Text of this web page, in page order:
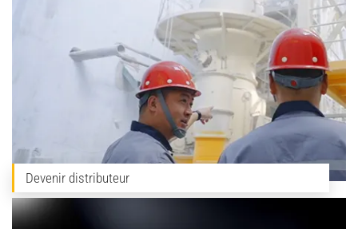
Devenir distributeur